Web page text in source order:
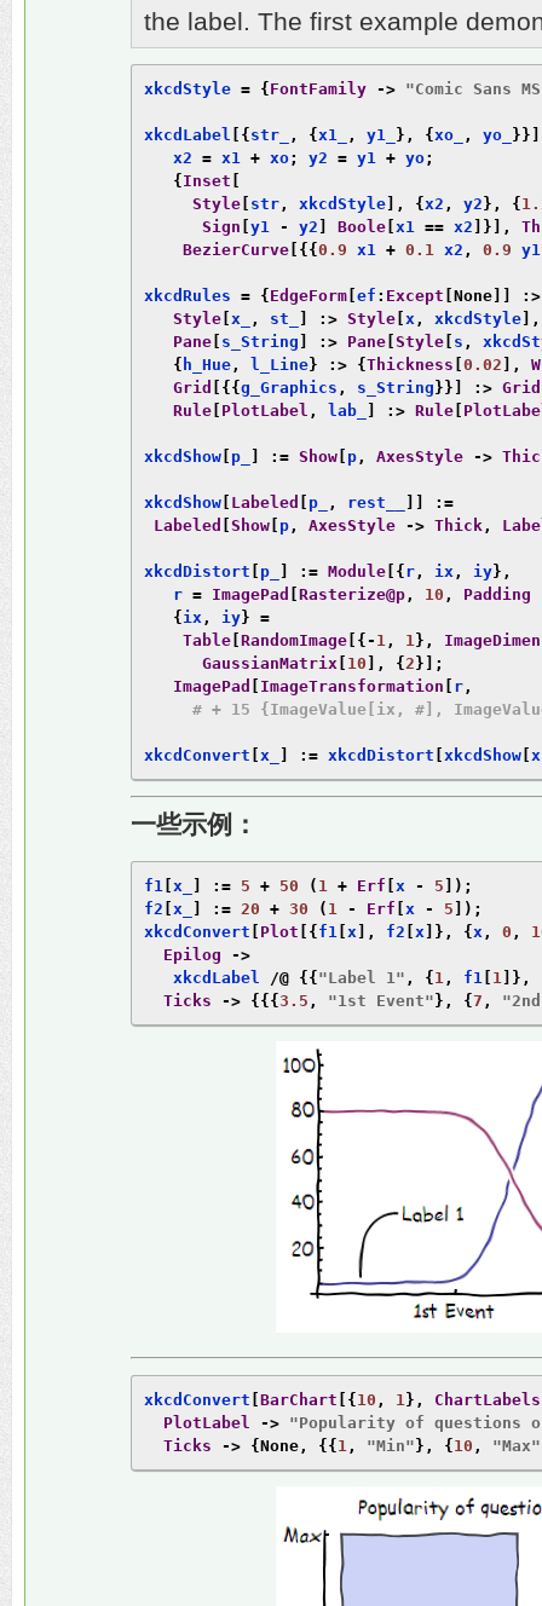
the label. The first example
xkcdStyle = {FontFamily -> "Comic Sans
xkcdLabel [{str_ , {x1_ , y1_ }, {xo_ , yo_ }}]
   x2
= x1 + xo; y2 = y1 + yo;
{Inset [
Style [ str , xkcdStyle], {x2 , y2}, {
Sign [y1 - y2 ] Boole [x1 == x2 ]}],
BezierCurve [{{0.9 x1 + 0.1 x2 , 0.9
xkcdRules = {EdgeForm [ef : Except [None]]
:>
Style [x_ , st_ ] :> Style [x , xkcdStyle],
Pane [ s_String ] :> Pane [Style [ s ,
{ h_Hue , l_Line} :> {Thickness [0.02 ],
Grid [{{g_Graphics , s_String}}] :> Grid
Rule [ PlotLabel , lab_ ] :> Rule [
xkcdShow [ p_ ] := Show [ p , AxesStyle ->
xkcdShow [ Labeled [ p_ , rest__ ]]
:=
Labeled [Show [ p , AxesStyle -> Thick ,
xkcdDistort [ p_ ] := Module [{r , ix , iy},
   r
= ImagePad [Rasterize@p , 10 , Padding
{ix , iy} =
Table [RandomImage [{- 1 , 1 },
GaussianMatrix [ 10 ], {2}];
ImagePad [ ImageTransformation [ r ,
# + 15 {ImageValue[ix, #],
xkcdConvert [x_ ] := xkcdDistort [xkcdShow [x
一些示例：
f1 [x_ ] := 5 + 50 ( 1 + Erf [x - 5 ]);
f2 [x_ ] := 20 + 30 ( 1 - Erf [x - 5 ]);
xkcdConvert [ Plot [{f1 [x ], f2 [x ]}, {x , 0 ,
Epilog
->
   xkcdLabel
/@ {{"Label 1" , {1 , f1 [ 1 ]},
Ticks
-> {{{3.5 , "1st Event"}, {7 ,
xkcdConvert [BarChart [{10 , 1 },
ChartLabels
PlotLabel
-> "Popularity of questions on
Ticks
-> {None , {{1 , "Min"}, {10 , "Max"